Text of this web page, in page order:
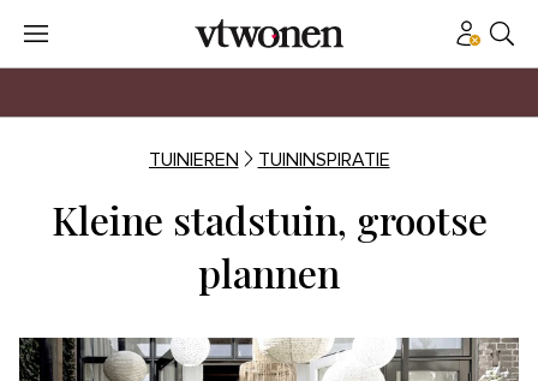
TUINIEREN TUININSPIRATIE
Kleine stadstuin, grootse
plannen